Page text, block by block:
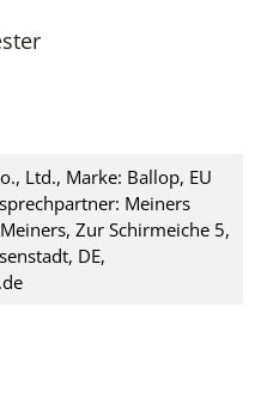
Ltd., Marke: Ballop, EU
Meiners
Zur Schirmeiche 5,
DE,